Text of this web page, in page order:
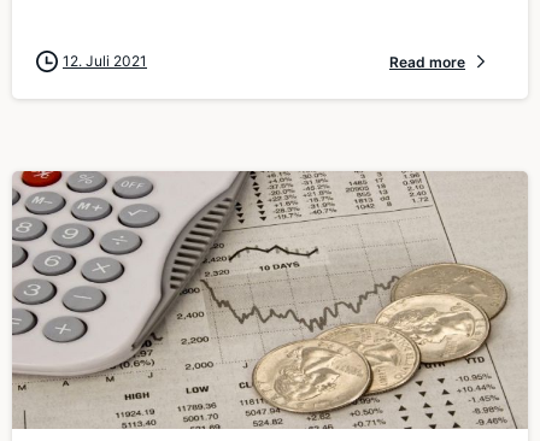
12. Juli 2021 Read more
0